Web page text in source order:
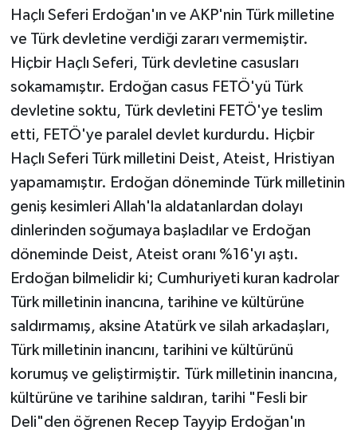
Haçlı Seferi Erdoğan'ın ve AKP'nin Türk milletine
ve Türk devletine verdiği zararı vermemiştir.
Hiçbir Haçlı Seferi, Türk devletine casusları
sokamamıştır. Erdoğan casus FETÖ'yü Türk
devletine soktu, Türk devletini FETÖ'ye teslim
etti, FETÖ'ye paralel devlet kurdurdu. Hiçbir
Haçlı Seferi Türk milletini Deist, Ateist, Hristiyan
yapamamıştır. Erdoğan döneminde Türk milletinin
geniş kesimleri Allah'la aldatanlardan dolayı
dinlerinden soğumaya başladılar ve Erdoğan
döneminde Deist, Ateist oranı %16'yı aştı.
Erdoğan bilmelidir ki; Cumhuriyeti kuran kadrolar
Türk milletinin inancına, tarihine ve kültürüne
saldırmamış, aksine Atatürk ve silah arkadaşları,
Türk milletinin inancını, tarihini ve kültürünü
korumuş ve geliştirmiştir. Türk milletinin inancına,
kültürüne ve tarihine saldıran, tarihi "Fesli bir
Deli"den öğrenen Recep Tayyip Erdoğan'ın